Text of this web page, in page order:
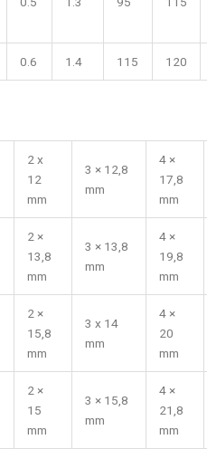
0.6 1.4 115 120
2 x
12
mm
3 × 12,8
mm
4 ×
17,8
mm
2 ×
13,8
mm
3 × 13,8
mm
4 ×
19,8
mm
2 ×
15,8
mm
3 x 14
mm
4 ×
20
mm
2 ×
15
mm
3 × 15,8
mm
4 ×
21,8
mm